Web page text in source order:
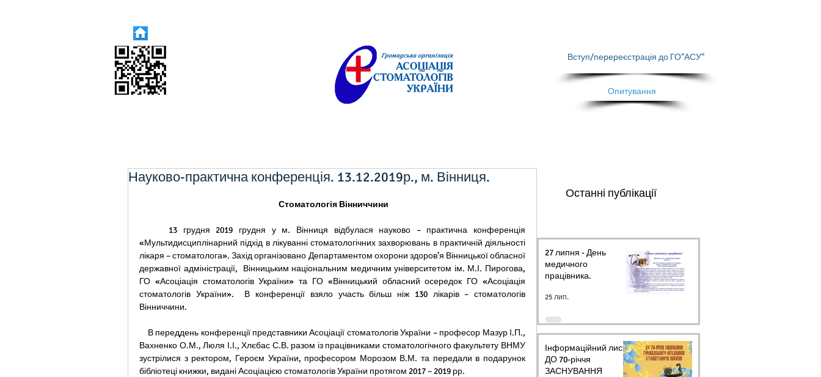
Опитування
Науково-практична конференція. 13.12.2019р., м. Вінниця.
Стоматологія Вінниччини
«Мультидисциплінарний підхід в лікуванні стоматологічних захворювань в практичній діяльності
лікаря – стоматолога». Захід організовано Департаментом охорони здоров’я Вінницької обласної
державної адміністрації,  Вінницьким національним медичним університетом ім. М.І. Пирогова,
ГО «Асоціація стоматологів України» та ГО «Вінницький обласний осередок ГО «Асоціація
стоматологів України».  В конференції взяло участь більш ніж 130 лікарів – стоматологів
Вінниччини.
Вахненко О.М., Люля І.І., Хлєбас С.В. разом із працівниками стоматологічного факультету ВНМУ
зустрілися з ректором, Героєм України, професором Морозом В.М. та передали в подарунок
бібліотеці книжки, видані Асоціацією стоматологів України протягом 2017 – 2019 рр.
Останні публікації
27 липня - День
медичного
працівника.
25 лип.
Інформаційний лист
ДО 70-річчя
ЗАСНУВАННЯ
Вступ/перереєстрація до ГО"АСУ"